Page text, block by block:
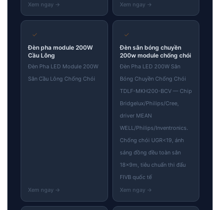
✓
Đèn pha module 200W
Cầu Lông
Đèn Pha LED Module 200W
Sân Cầu Lông Chống Chói
✓
Đèn sân bóng chuyền
200w module chống chói
Đèn Pha LED 200W Sân
Bóng Chuyền Chống Chói
TDLF-MKH200-BCV — Chip
Bridgelux/Philips/Cree,
driver MEAN
WELL/Philips/Inventronics.
Chống chói UGR<19, ánh
sáng đồng đều toàn sân
18×9m, tiêu chuẩn thi đấu
FIVB quốc tế